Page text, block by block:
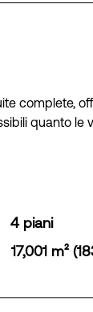
complete,
quanto le
4 piani
17,001 m²